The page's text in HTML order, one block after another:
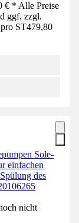
€ * Alle Preise
ggf. zzgl.
ST479,80
Sole-
einfachen
des
nicht